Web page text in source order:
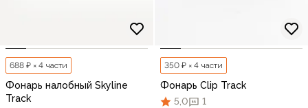
688 ₽ × 4 части
Фонарь налобный Skyline
Track
350 ₽ × 4 части
Фонарь Clip Track
5,0
1